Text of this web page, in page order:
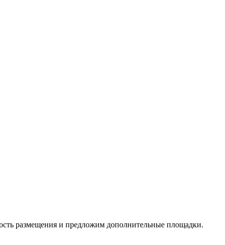
размещения и предложим дополнительные площадки.